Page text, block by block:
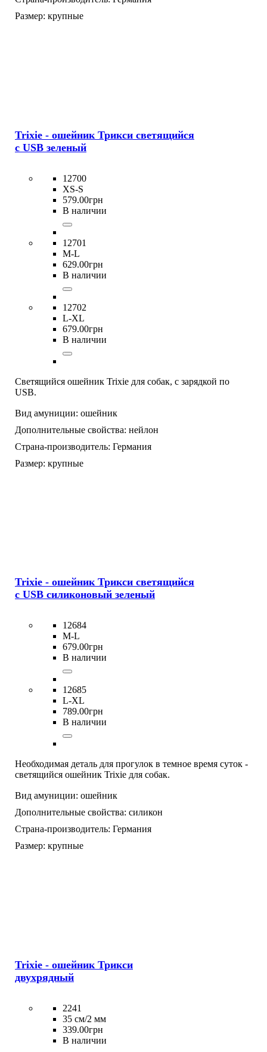
Размер: крупные
Trixie - ошейник Трикси светящийся
с USB зеленый
12700
XS-S
579.00грн
В наличии
12701
M-L
629.00грн
В наличии
12702
L-XL
679.00грн
В наличии
Светящийся ошейник Trixie для собак, с зарядкой по
USB.
Вид амуниции: ошейник
Дополнительные свойства: нейлон
Страна-производитель: Германия
Размер: крупные
Trixie - ошейник Трикси светящийся
с USB силиконовый зеленый
12684
M-L
679.00грн
В наличии
12685
L-XL
789.00грн
В наличии
Необходимая деталь для прогулок в темное время суток -
светящийся ошейник Trixie для собак.
Вид амуниции: ошейник
Дополнительные свойства: силикон
Страна-производитель: Германия
Размер: крупные
Trixie - ошейник Трикси
двухрядный
2241
35 см/2 мм
339.00грн
В наличии